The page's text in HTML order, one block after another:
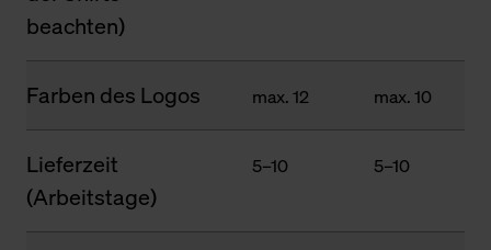
beachten)
Farben des Logos max. 12 max. 10
Lieferzeit
(Arbeitstage)
5–10 5–10